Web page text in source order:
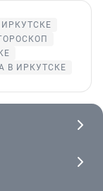
В ИРКУТСКЕ